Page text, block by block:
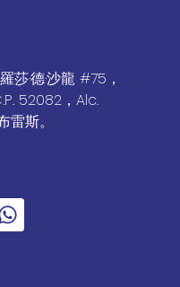
莎·德·沙龍 #75，
52082，Alc.
斯。